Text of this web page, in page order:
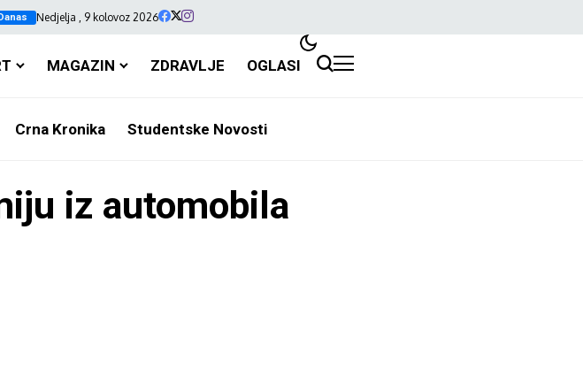
Nedjelja , 9 kolovoz 2026
MAGAZIN ZDRAVLJE OGLASI
Crna Kronika Studentske Novosti
iz automobila